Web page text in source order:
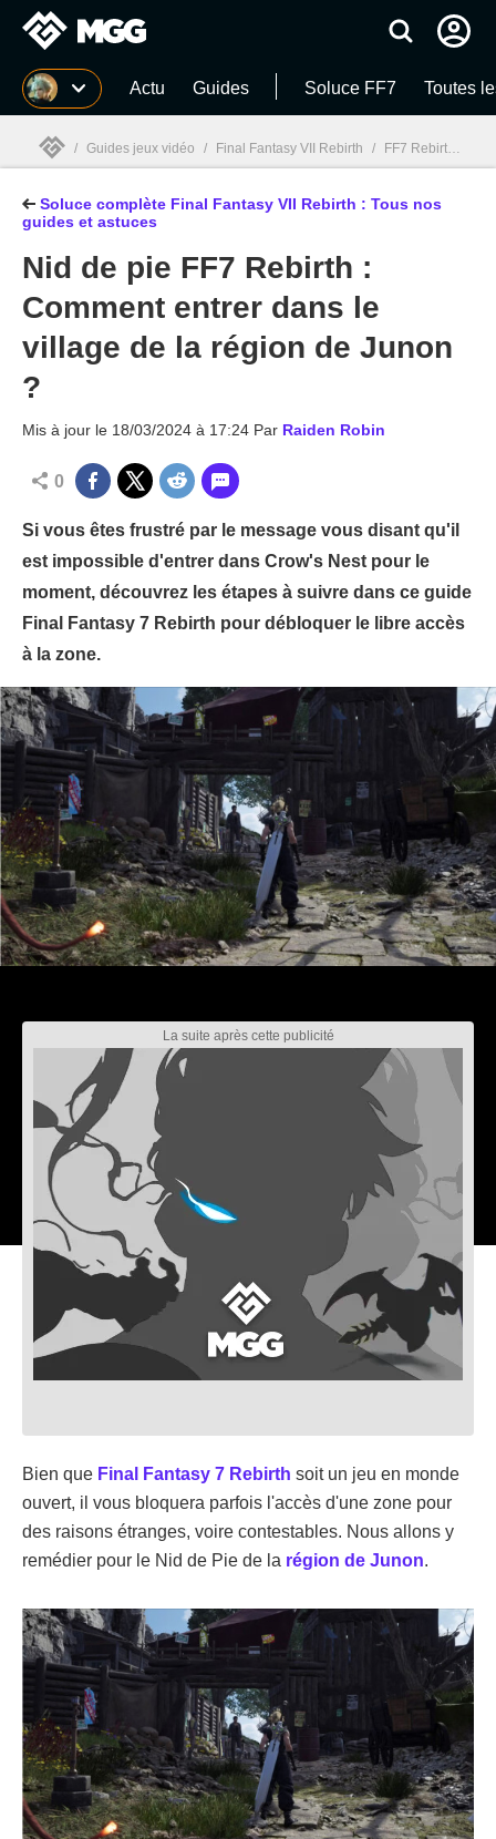
MGG Actu Guides Soluce FF7 Toutes
MGG
/ Guides jeux vidéo / Final Fantasy VII Rebirth / FF7 Rebirth soluce : Guide complet du RPG culte
Soluce complète Final Fantasy VII Rebirth : Tous nos
guides et astuces
Nid de pie FF7 Rebirth :
Comment entrer dans le
village de la région de Junon
?
Mis à jour le 18/03/2024 à 17:24 Par Raiden Robin
0
Si vous êtes frustré par le message vous disant qu'il
est impossible d'entrer dans Crow's Nest pour le
moment, découvrez les étapes à suivre dans ce guide
Final Fantasy 7 Rebirth pour débloquer le libre accès
à la zone.
Bien que Final Fantasy 7 Rebirth soit un jeu en monde
ouvert, il vous bloquera parfois l'accès d'une zone pour
des raisons étranges, voire contestables. Nous allons y
remédier pour le Nid de Pie de la région de Junon.